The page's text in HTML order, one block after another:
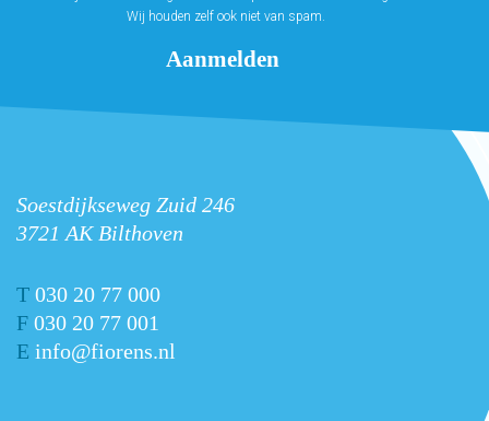
Wij houden zelf ook niet van spam.
Soestdijkseweg Zuid 246
3721 AK Bilthoven
T 030 20 77 000
F 030 20 77 001
E info@fiorens.nl